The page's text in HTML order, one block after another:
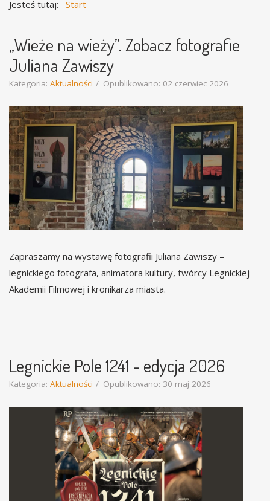
Jesteś tutaj: Start
„Wieże na wieży”. Zobacz fotografie
Juliana Zawiszy
Kategoria: Aktualności Opublikowano: 02 czerwiec 2026
Zapraszamy na wystawę fotografii Juliana Zawiszy –
legnickiego fotografa, animatora kultury, twórcy Legnickiej
Akademii Filmowej i kronikarza miasta.
Legnickie Pole 1241 - edycja 2026
Kategoria: Aktualności Opublikowano: 30 maj 2026